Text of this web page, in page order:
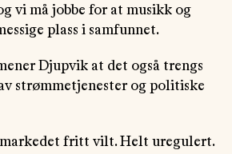
vi må jobbe for at musikk og
plass i samfunnet.
Djupvik at det også trengs
strømmetjenester og politiske
fritt vilt. Helt uregulert.